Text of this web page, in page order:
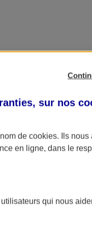
sur nos
de cookies. Ils nous
en ligne, dans le
qui nous